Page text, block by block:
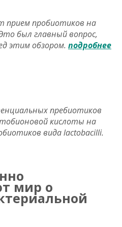
прием пробиотиков на
был главный вопрос,
этим обзором. подробнее
пребиотиков
кислоты на
вида lactobacilli.
мир о